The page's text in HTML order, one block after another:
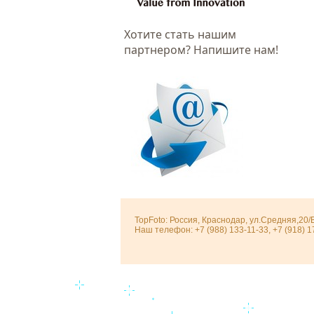
Хотитe стать нашим
партнером? Напишите нам!
TopFoto: Россия, Краснодар, ул.Средняя,20/
Наш телефон: +7 (988) 133-11-33, +7 (918)